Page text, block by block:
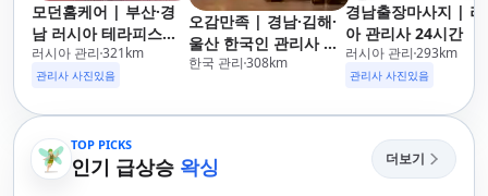
모던홈케어 | 부산·경
남 러시아 테라피스트
방문 마사지
러시아 관리 321km
관리사 사진있음
오감만족 | 경남·김해·
울산 한국인 관리사 출
장마사지
한국 관리 308km
경남출장마사지 | 러
아 관리사 24시간
러시아 관리 293km
관리사 사진있음
TOP PICKS
인기 급상승 왁싱 더보기